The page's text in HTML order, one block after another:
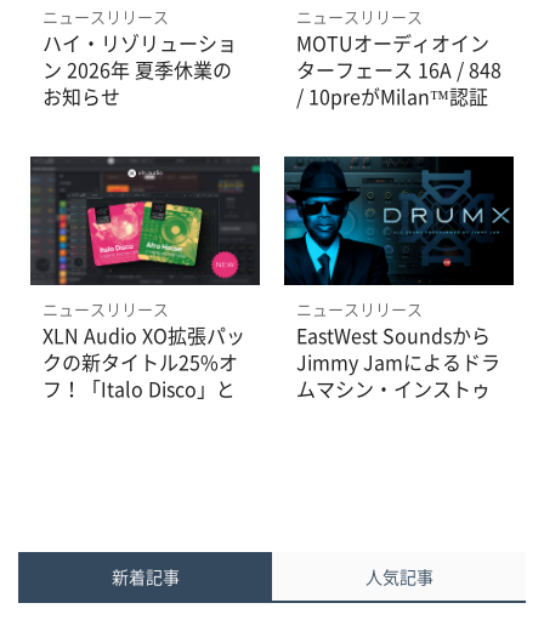
ニュースリリース
ハイ・リゾリューショ
ン 2026年 夏季休業の
お知らせ
ニュースリリース
MOTUオーディオイン
ターフェース 16A / 848
/ 10preがMilan™認証
ニュースリリース
XLN Audio XO拡張パッ
クの新タイトル25%オ
フ！「Italo Disco」と
ニュースリリース
EastWest Soundsから
Jimmy Jamによるドラ
ムマシン・インストゥ
新着記事 人気記事